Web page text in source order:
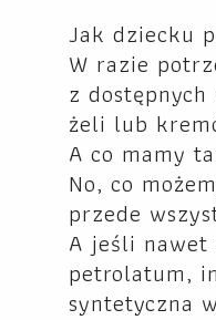
Jak dziecku
W razie
z
żeli lub
A co mamy
No, co
przede
A jeśli
petrolatum,
syntetyczna